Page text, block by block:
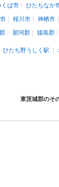
くば市 ひたちなか
桜川市 神栖市
那珂郡 猿島郡
ひたち野うしく駅
東茨城郡のそ